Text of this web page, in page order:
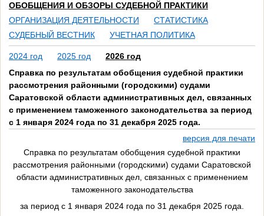
ОБОБЩЕНИЯ И ОБЗОРЫ СУДЕБНОЙ ПРАКТИКИ
ОРГАНИЗАЦИЯ ДЕЯТЕЛЬНОСТИ
СТАТИСТИКА
СУДЕБНЫЙ ВЕСТНИК
УЧЕТНАЯ ПОЛИТИКА
2024 год 2025 год
2026 год
Справка по результатам обобщения судебной практики
рассмотрения районными (городскими) судами
Саратовской области административных дел, связанных
с применением таможенного законодательства за период
с 1 января 2024 года по 31 декабря 2025 года.
версия для печати
Справка по результатам обобщения судебной практики
рассмотрения районными (городскими) судами Саратовской
области административных дел, связанных с применением
таможенного законодательства
за период с 1 января 2024 года по 31 декабря 2025 года.